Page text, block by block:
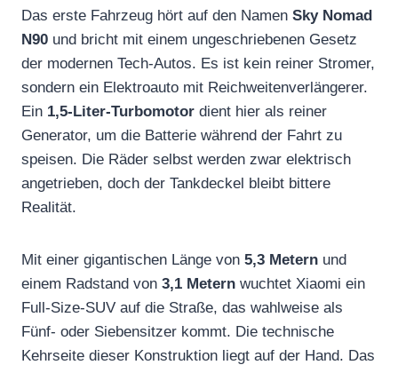
Das erste Fahrzeug hört auf den Namen Sky Nomad
N90 und bricht mit einem ungeschriebenen Gesetz
der modernen Tech-Autos. Es ist kein reiner Stromer,
sondern ein Elektroauto mit Reichweitenverlängerer.
Ein 1,5-Liter-Turbomotor dient hier als reiner
Generator, um die Batterie während der Fahrt zu
speisen. Die Räder selbst werden zwar elektrisch
angetrieben, doch der Tankdeckel bleibt bittere
Realität.
Mit einer gigantischen Länge von 5,3 Metern und
einem Radstand von 3,1 Metern wuchtet Xiaomi ein
Full-Size-SUV auf die Straße, das wahlweise als
Fünf- oder Siebensitzer kommt. Die technische
Kehrseite dieser Konstruktion liegt auf der Hand. Das